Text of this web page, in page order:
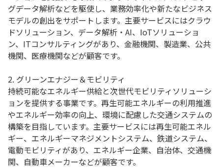
グデータ解析などを駆使し、業務効率化や新たなビジネス
モデルの創出をサポートします。主要サービスにはクラウ
ドソリューション、データ解析・AI、IoTソリューショ
ン、ITコンサルティングがあり、金融機関、製造業、公共
機関、医療機関などが顧客です。
2. グリーンエナジー＆モビリティ
持続可能なエネルギー供給と次世代モビリティソリューシ
ョンを提供する事業です。再生可能エネルギーの利用推進
やエネルギー効率の向上、環境に配慮した交通システムの
構築を目指しています。主要サービスには再生可能エネル
ギー、エネルギーマネジメントシステム、鉄道システム、
電動モビリティがあり、エネルギー企業、自治体、交通機
関、自動車メーカーなどが顧客です。